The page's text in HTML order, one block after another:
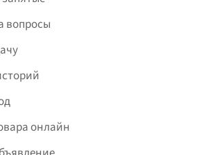
вопросы
онлайн